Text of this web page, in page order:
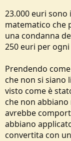
23.000 euri
matematico che
una condanna
250 euri per
Prendendo
che non si siano
visto come è
che non
avrebbe
abbiano
convertita con